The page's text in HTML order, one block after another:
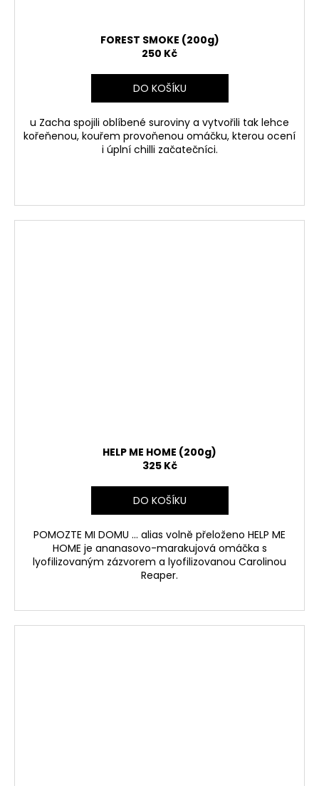
FOREST SMOKE (200g)
250 Kč
DO KOŠÍKU
u Zacha spojili oblíbené suroviny a vytvořili tak lehce
kořeňenou, kouřem provoňenou omáčku, kterou ocení
i úplní chilli začatečníci.
HELP ME HOME (200g)
325 Kč
DO KOŠÍKU
POMOZTE MI DOMU ... alias volně přeloženo HELP ME
HOME je ananasovo-marakujová omáčka s
lyofilizovaným zázvorem a lyofilizovanou Carolinou
Reaper.